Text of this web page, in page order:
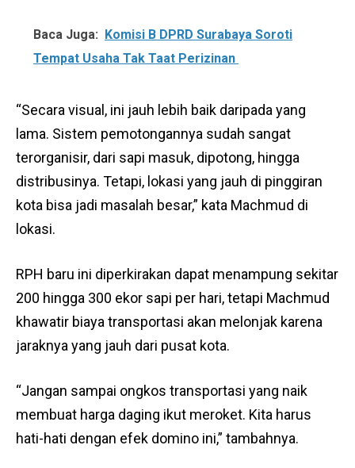
Baca Juga: Komisi B DPRD Surabaya Soroti
Tempat Usaha Tak Taat Perizinan
“Secara visual, ini jauh lebih baik daripada yang
lama. Sistem pemotongannya sudah sangat
terorganisir, dari sapi masuk, dipotong, hingga
distribusinya. Tetapi, lokasi yang jauh di pinggiran
kota bisa jadi masalah besar,” kata Machmud di
lokasi.
RPH baru ini diperkirakan dapat menampung sekitar
200 hingga 300 ekor sapi per hari, tetapi Machmud
khawatir biaya transportasi akan melonjak karena
jaraknya yang jauh dari pusat kota.
“Jangan sampai ongkos transportasi yang naik
membuat harga daging ikut meroket. Kita harus
hati-hati dengan efek domino ini,” tambahnya.